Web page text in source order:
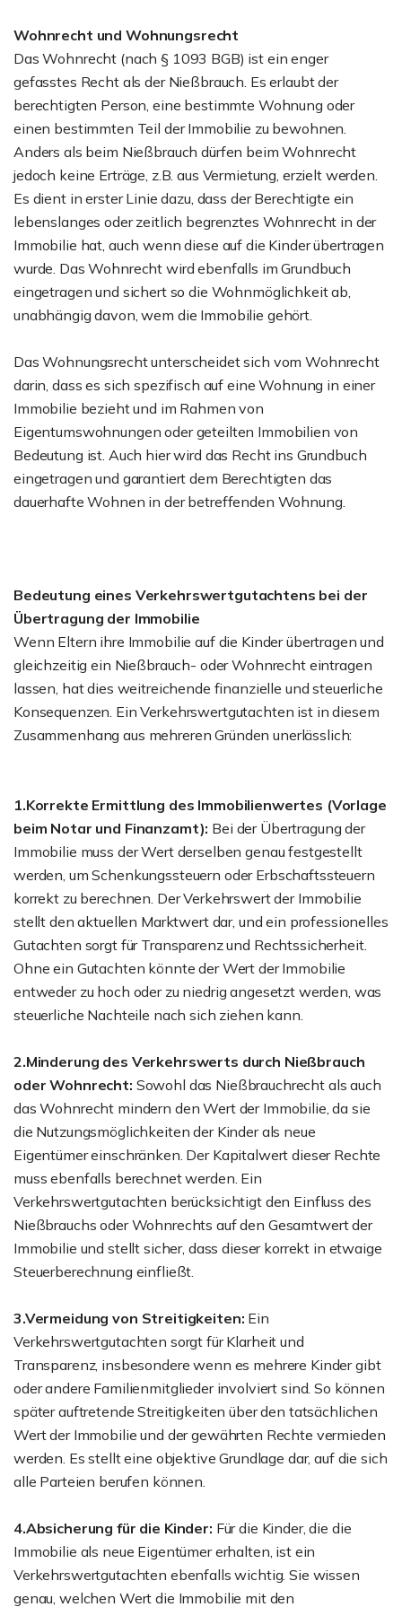
Wohnrecht und Wohnungsrecht
Das Wohnrecht (nach § 1093 BGB) ist ein enger
gefasstes Recht als der Nießbrauch. Es erlaubt der
berechtigten Person, eine bestimmte Wohnung oder
einen bestimmten Teil der Immobilie zu bewohnen.
Anders als beim Nießbrauch dürfen beim Wohnrecht
jedoch keine Erträge, z.B. aus Vermietung, erzielt werden.
Es dient in erster Linie dazu, dass der Berechtigte ein
lebenslanges oder zeitlich begrenztes Wohnrecht in der
Immobilie hat, auch wenn diese auf die Kinder übertragen
wurde. Das Wohnrecht wird ebenfalls im Grundbuch
eingetragen und sichert so die Wohnmöglichkeit ab,
unabhängig davon, wem die Immobilie gehört.
Das Wohnungsrecht unterscheidet sich vom Wohnrecht
darin, dass es sich spezifisch auf eine Wohnung in einer
Immobilie bezieht und im Rahmen von
Eigentumswohnungen oder geteilten Immobilien von
Bedeutung ist. Auch hier wird das Recht ins Grundbuch
eingetragen und garantiert dem Berechtigten das
dauerhafte Wohnen in der betreffenden Wohnung.
Bedeutung eines Verkehrswertgutachtens bei der
Übertragung der Immobilie
Wenn Eltern ihre Immobilie auf die Kinder übertragen und
gleichzeitig ein Nießbrauch- oder Wohnrecht eintragen
lassen, hat dies weitreichende finanzielle und steuerliche
Konsequenzen. Ein Verkehrswertgutachten ist in diesem
Zusammenhang aus mehreren Gründen unerlässlich:
1.Korrekte Ermittlung des Immobilienwertes (Vorlage
beim Notar und Finanzamt): Bei der Übertragung der
Immobilie muss der Wert derselben genau festgestellt
werden, um Schenkungssteuern oder Erbschaftssteuern
korrekt zu berechnen. Der Verkehrswert der Immobilie
stellt den aktuellen Marktwert dar, und ein professionelles
Gutachten sorgt für Transparenz und Rechtssicherheit.
Ohne ein Gutachten könnte der Wert der Immobilie
entweder zu hoch oder zu niedrig angesetzt werden, was
steuerliche Nachteile nach sich ziehen kann.
2.Minderung des Verkehrswerts durch Nießbrauch
oder Wohnrecht: Sowohl das Nießbrauchrecht als auch
das Wohnrecht mindern den Wert der Immobilie, da sie
die Nutzungsmöglichkeiten der Kinder als neue
Eigentümer einschränken. Der Kapitalwert dieser Rechte
muss ebenfalls berechnet werden. Ein
Verkehrswertgutachten berücksichtigt den Einfluss des
Nießbrauchs oder Wohnrechts auf den Gesamtwert der
Immobilie und stellt sicher, dass dieser korrekt in etwaige
Steuerberechnung einfließt.
3.Vermeidung von Streitigkeiten: Ein
Verkehrswertgutachten sorgt für Klarheit und
Transparenz, insbesondere wenn es mehrere Kinder gibt
oder andere Familienmitglieder involviert sind. So können
später auftretende Streitigkeiten über den tatsächlichen
Wert der Immobilie und der gewährten Rechte vermieden
werden. Es stellt eine objektive Grundlage dar, auf die sich
alle Parteien berufen können.
4.Absicherung für die Kinder: Für die Kinder, die die
Immobilie als neue Eigentümer erhalten, ist ein
Verkehrswertgutachten ebenfalls wichtig. Sie wissen
genau, welchen Wert die Immobilie mit den